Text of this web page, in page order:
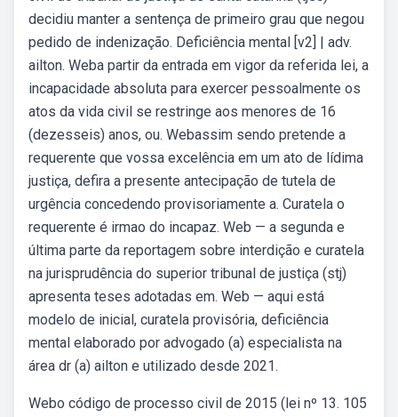
decidiu manter a sentença de primeiro grau que negou
pedido de indenização. Deficiência mental [v2] | adv.
ailton. Weba partir da entrada em vigor da referida lei, a
incapacidade absoluta para exercer pessoalmente os
atos da vida civil se restringe aos menores de 16
(dezesseis) anos, ou. Webassim sendo pretende a
requerente que vossa excelência em um ato de lídima
justiça, defira a presente antecipação de tutela de
urgência concedendo provisoriamente a. Curatela o
requerente é irmao do incapaz. Web — a segunda e
última parte da reportagem sobre interdição e curatela
na jurisprudência do superior tribunal de justiça (stj)
apresenta teses adotadas em. Web — aqui está
modelo de inicial, curatela provisória, deficiência
mental elaborado por advogado (a) especialista na
área dr (a) ailton e utilizado desde 2021.
Webo código de processo civil de 2015 (lei nº 13. 105